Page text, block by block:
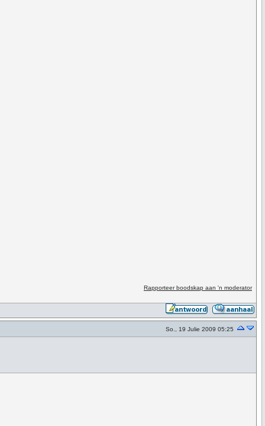
Rapporteer boodskap aan 'n moderator
So., 19 Julie 2009 05:25